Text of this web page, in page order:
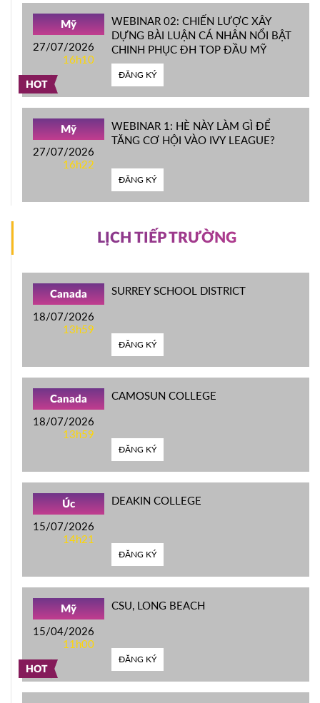
HOT
Mỹ
27/07/2026
16h10
WEBINAR 02: CHIẾN LƯỢC XÂY
DỰNG BÀI LUẬN CÁ NHÂN NỔI BẬT
CHINH PHỤC ĐH TOP ĐẦU MỸ
ĐĂNG KÝ
Mỹ
27/07/2026
16h22
WEBINAR 1: HÈ NÀY LÀM GÌ ĐỂ
TĂNG CƠ HỘI VÀO IVY LEAGUE?
ĐĂNG KÝ
LỊCH TIẾP TRƯỜNG
Canada
18/07/2026
13h59
SURREY SCHOOL DISTRICT
ĐĂNG KÝ
Canada
18/07/2026
13h59
CAMOSUN COLLEGE
ĐĂNG KÝ
Úc
15/07/2026
14h21
DEAKIN COLLEGE
ĐĂNG KÝ
HOT
Mỹ
15/04/2026
11h00
CSU, LONG BEACH
ĐĂNG KÝ